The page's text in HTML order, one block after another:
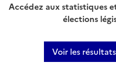
Accédez aux statistiques
élections
Voir les